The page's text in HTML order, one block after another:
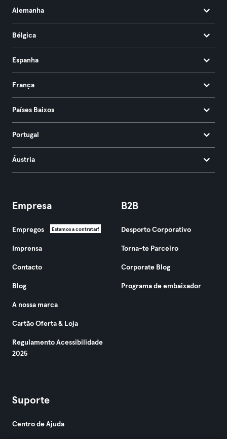
Alemanha
Bélgica
Espanha
França
Países Baixos
Portugal
Áustria
Empresa
Empregos Estamos a contratar!
Imprensa
Contacto
Blog
A nossa marca
Cartão Oferta & Loja
Regulamento Acessibilidade
2025
B2B
Desporto Corporativo
Torna-te Parceiro
Corporate Blog
Programa de embaixador
Suporte
Centro de Ajuda